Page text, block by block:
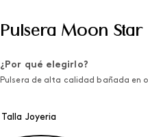
Pulsera Moon Star
¿Por qué elegirlo?
Pulsera de alta calidad bañada en
Talla Joyeria